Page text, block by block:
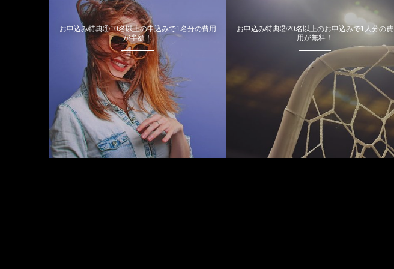
お申込み特典①10名以上の申込みで1名分の費用
が半額！
お申込み特典②20名以上のお申込みで1人分の費
用が無料！